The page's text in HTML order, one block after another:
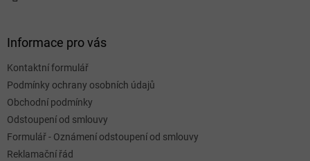
Informace pro vás
Kontaktní formulář
Podmínky ochrany osobních údajů
Obchodní podmínky
Odstoupení od smlouvy
Formulář - Oznámení odstoupení od smlouvy
Reklamační řád